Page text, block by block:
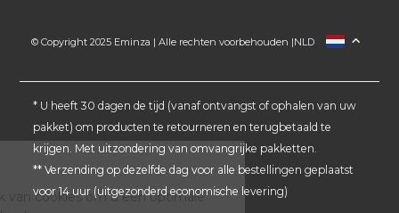
© Copyright 2025 Eminza | Alle rechten voorbehouden |
FRANCE
ITALIA
DEUTSCHLAND
SCHWEIZ
NLD
* U heeft 30 dagen de tijd (vanaf ontvangst of ophalen van uw
pakket) om producten te retourneren en terugbetaald te
krijgen. Met uitzondering van omvangrijke pakketten.
** Verzending op dezelfde dag voor alle bestellingen geplaatst
voor 14 uur (uitgezonderd economische levering)